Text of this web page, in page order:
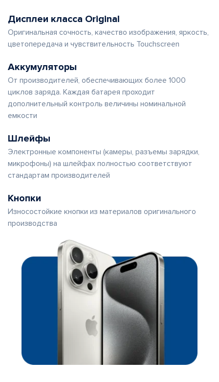
Дисплеи класса Original
Оригинальная сочность, качество изображения, яркость,
цветопередача и чувствительность Touchscreen
Аккумуляторы
От производителей, обеспечивающих более 1000
циклов заряда. Каждая батарея проходит
дополнительный контроль величины номинальной
емкости
Шлейфы
Электронные компоненты (камеры, разъемы зарядки,
микрофоны) на шлейфах полностью соответствуют
стандартам производителей
Кнопки
Износостойкие кнопки из материалов оригинального
производства